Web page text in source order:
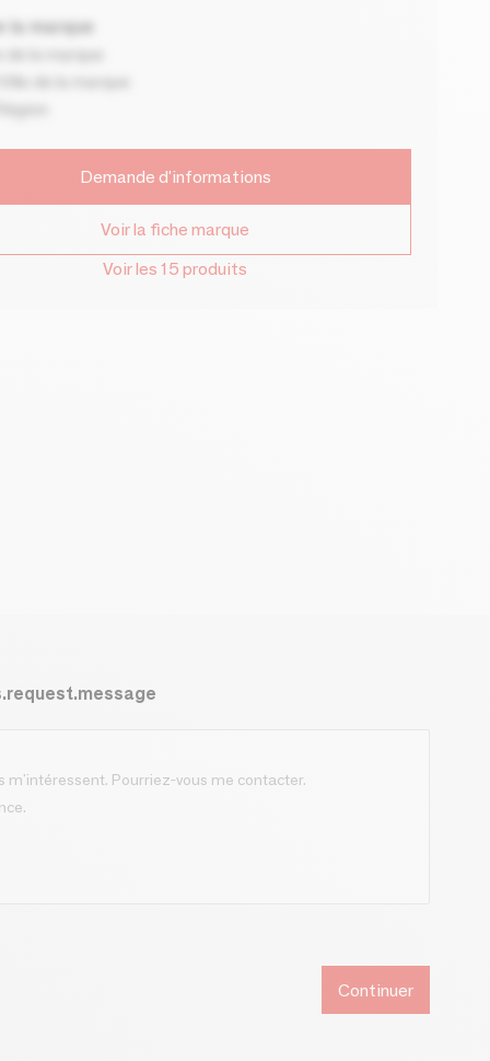
la marque
Demande d'informations
Voir la fiche marque
Voir les 15 produits
Continuer